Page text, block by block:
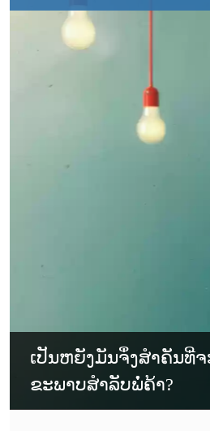
ເປັນຫຍັງມັນຈຶ່ງສໍາຄັນທີ່
ຂະພາບສໍາລັບພໍ່ຄ້າ?